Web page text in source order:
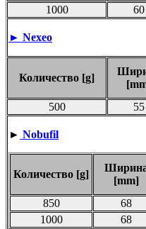
1000 60
► Nexeo
Количество [g]
500 55
► Nobufil
Количество [g]
[mm]
850 68
1000
68